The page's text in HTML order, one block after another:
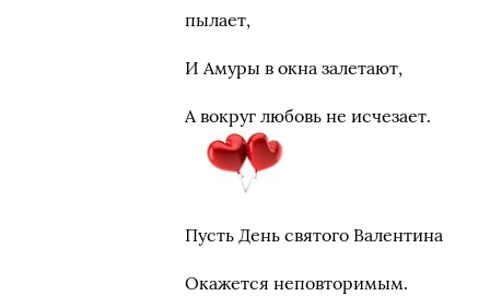
пылает,
И Амуры в окна залетают,
А вокруг любовь не исчезает.
Пусть День святого Валентина
Окажется неповторимым.